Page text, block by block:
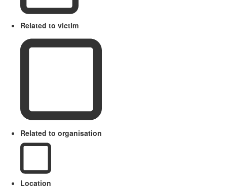
Related to victim
Related to organisation
Location